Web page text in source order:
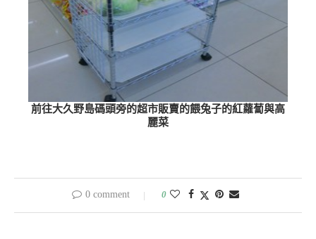
前往大久野島碼頭旁的超市販賣的餵兔子的紅蘿蔔與高
麗菜
0 comment 0